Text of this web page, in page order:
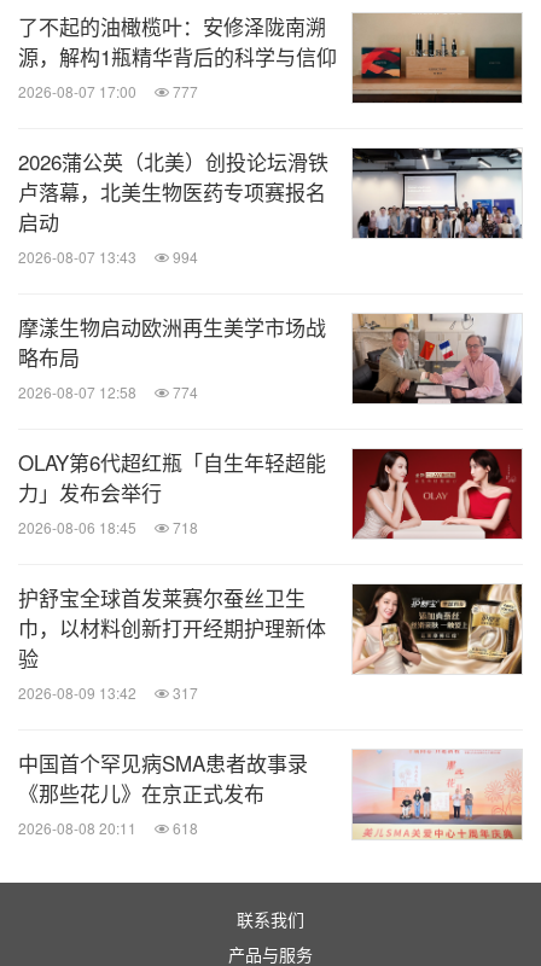
了不起的油橄榄叶：安修泽陇南溯
源，解构1瓶精华背后的科学与信仰
2026-08-07 17:00 777
2026蒲公英（北美）创投论坛滑铁
卢落幕，北美生物医药专项赛报名
启动
2026-08-07 13:43 994
摩漾生物启动欧洲再生美学市场战
略布局
2026-08-07 12:58 774
OLAY第6代超红瓶「自生年轻超能
力」发布会举行
2026-08-06 18:45 718
护舒宝全球首发莱赛尔蚕丝卫生
巾，以材料创新打开经期护理新体
验
2026-08-09 13:42 317
中国首个罕见病SMA患者故事录
《那些花儿》在京正式发布
2026-08-08 20:11 618
联系我们
产品与服务